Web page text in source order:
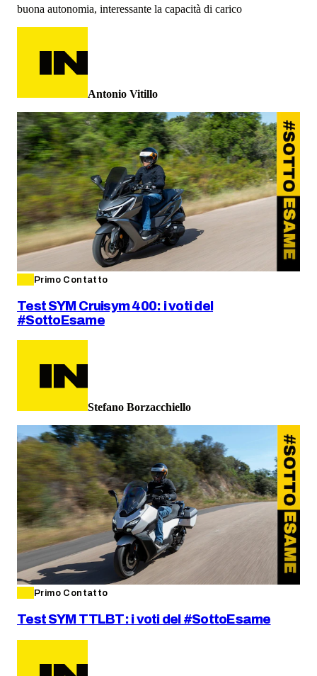
buona autonomia, interessante la capacità di carico
Antonio Vitillo
Primo Contatto
Test SYM Cruisym 400: i voti del
#SottoEsame
Stefano Borzacchiello
Primo Contatto
Test SYM TTLBT: i voti del #SottoEsame